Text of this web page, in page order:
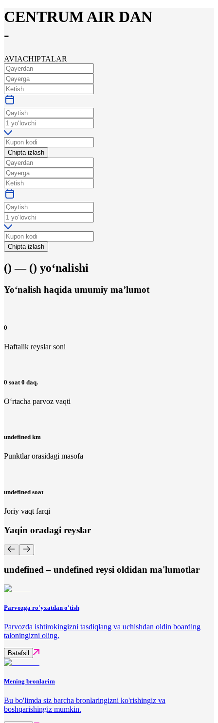
CENTRUM AIR DAN
-
AVIACHIPTALAR
Chipta izlash
Chipta izlash
() — () yo‘nalishi
Yo‘nalish haqida umumiy ma’lumot
0
Haftalik reyslar soni
0 soat 0 daq.
O‘rtacha parvoz vaqti
undefined km
Punktlar orasidagi masofa
undefined soat
Joriy vaqt farqi
Yaqin oradagi reyslar
undefined – undefined reysi oldidan ma'lumotlar
Parvozga ro'yxatdan o'tish
Parvozda ishtirokingizni tasdiqlang va uchishdan oldin boarding
taloningizni oling.
Batafsil
Mening bronlarim
Bu bo'limda siz barcha bronlaringizni ko'rishingiz va
boshqarishingiz mumkin.